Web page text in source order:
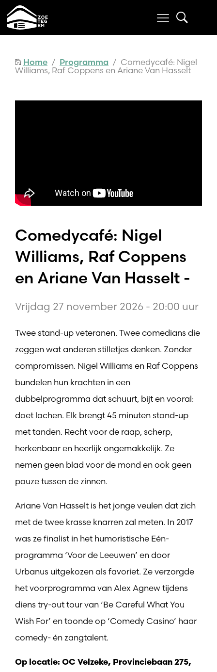
Home / Programma / Comedycafé: Nigel
Williams, Raf Coppens en Ariane Van Hasselt
Comedycafé: Nigel
Williams, Raf Coppens
en Ariane Van Hasselt -
Vrijdag 27 november 2026 - 20:00 uur
Twee stand-up veteranen. Twee comedians die
zeggen wat anderen stilletjes denken. Zonder
compromissen. Nigel Williams en Raf Coppens
bundelen hun krachten in een
dubbelprogramma dat schuurt, bijt en vooral:
doet lachen. Elk brengt 45 minuten stand-up
met tanden. Recht voor de raap, scherp,
herkenbaar en heerlijk ongemakkelijk. Ze
nemen geen blad voor de mond en ook geen
pauze tussen de zinnen.
Ariane Van Hasselt is het jonge veulen dat zich
met de twee krasse knarren zal meten. In 2017
was ze finalist in het humoristische Eén-
programma ‘Voor de Leeuwen’ en door
Urbanus uitgekozen als favoriet. Ze verzorgde
het voorprogramma van Alex Agnew tijdens
diens try-out tour van ‘Be Careful What You
Wish For’ en toonde op ‘Comedy Casino’ haar
comedy- én zangtalent.
Op locatie: OC Velzeke, Provinciebaan 275,